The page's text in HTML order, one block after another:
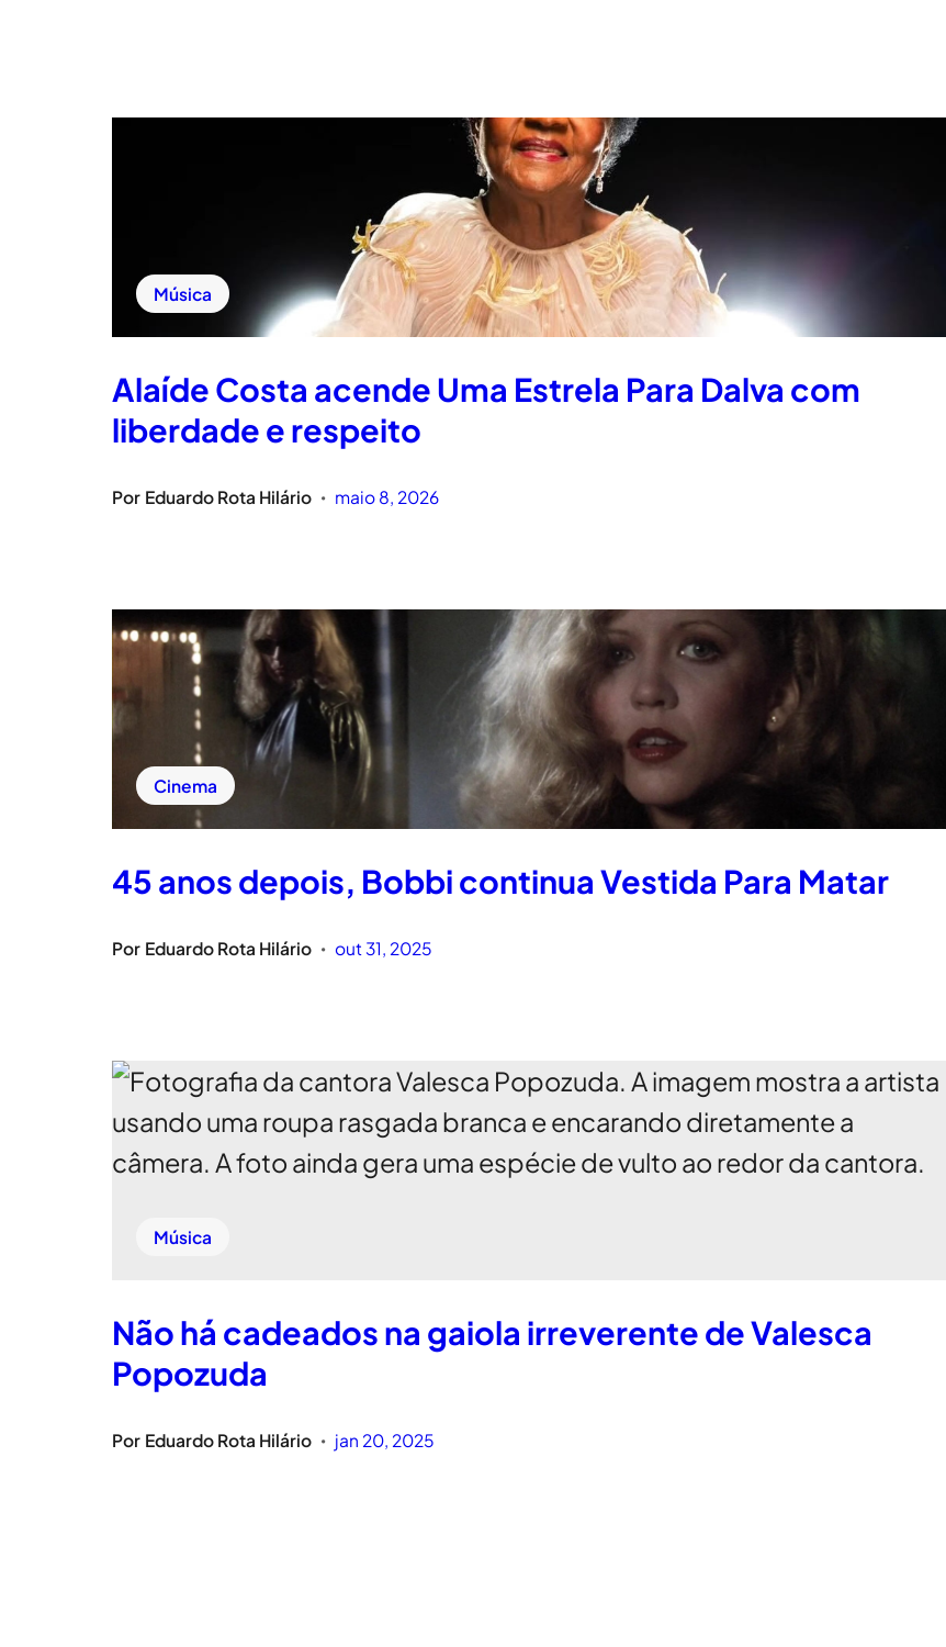
Música
Alaíde Costa acende Uma Estrela Para Dalva com
liberdade e respeito
Por Eduardo Rota Hilário • maio 8, 2026
Cinema
45 anos depois, Bobbi continua Vestida Para Matar
Por Eduardo Rota Hilário • out 31, 2025
Música
Não há cadeados na gaiola irreverente de Valesca
Popozuda
Por Eduardo Rota Hilário • jan 20, 2025